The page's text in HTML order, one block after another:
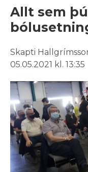
Allt sem
Skapti
05.05.2021 kl. 13:35